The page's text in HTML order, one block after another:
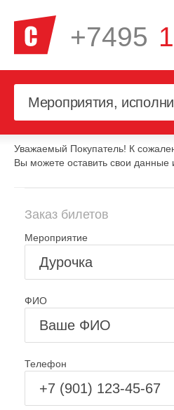
+7495
Уважаемый Покупатель! К
Вы можете оставить свои
Заказ билетов
Мероприятие
ФИО
Телефон